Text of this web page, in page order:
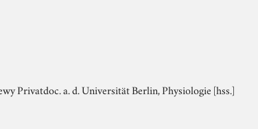
Privatdoc. a. d. Universität Berlin, Physiologie [hss.]